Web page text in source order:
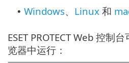
• Windows、 Linux 和
ESET PROTECT Web 控制
览器中运行：